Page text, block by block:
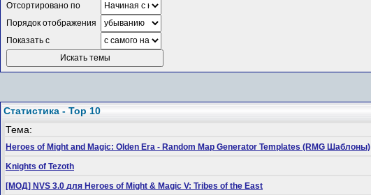
Отсортировано по
Порядок отображения
Показать с
Статистика - Top 10
Тема:
Heroes of Might and Magic: Olden Era - Random Map Generator Templates (RMG Шаблоны)
Knights of Tezoth
[МОД] NVS 3.0 для Heroes of Might & Magic V: Tribes of the East